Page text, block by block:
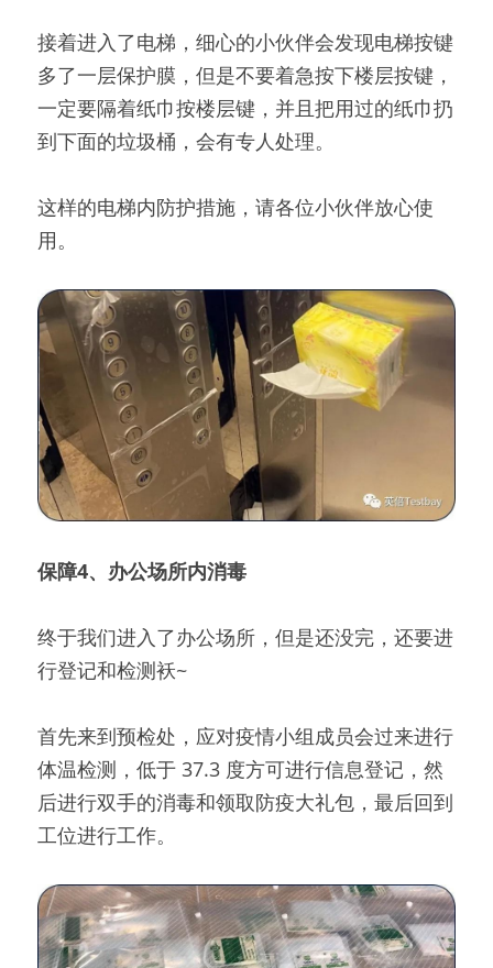
接着进入了电梯，细心的小伙伴会发现电梯按键
多了一层保护膜，但是不要着急按下楼层按键，
一定要隔着纸巾按楼层键，并且把用过的纸巾扔
到下面的垃圾桶，会有专人处理。
这样的电梯内防护措施，请各位小伙伴放心使
用。
保障4、办公场所内消毒
终于我们进入了办公场所，但是还没完，还要进
行登记和检测袄~
首先来到预检处，应对疫情小组成员会过来进行
体温检测，低于 37.3 度方可进行信息登记，然
后进行双手的消毒和领取防疫大礼包，最后回到
工位进行工作。